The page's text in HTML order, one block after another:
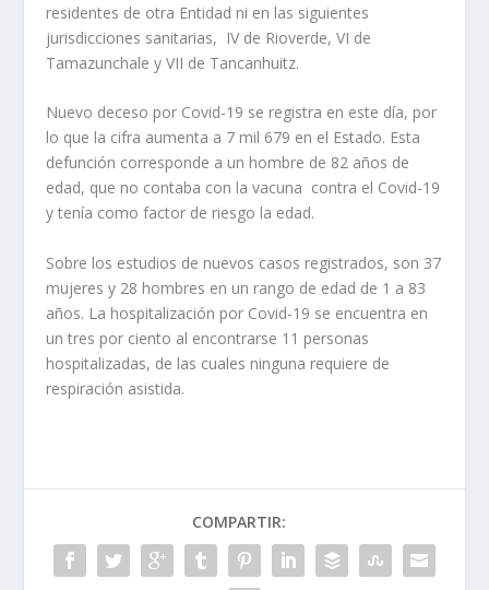
residentes de otra Entidad ni en las siguientes
jurisdicciones sanitarias, IV de Rioverde, VI de
Tamazunchale y VII de Tancanhuitz.
Nuevo deceso por Covid-19 se registra en este día, por
lo que la cifra aumenta a 7 mil 679 en el Estado. Esta
defunción corresponde a un hombre de 82 años de
edad, que no contaba con la vacuna contra el Covid-19
y tenía como factor de riesgo la edad.
Sobre los estudios de nuevos casos registrados, son 37
mujeres y 28 hombres en un rango de edad de 1 a 83
años. La hospitalización por Covid-19 se encuentra en
un tres por ciento al encontrarse 11 personas
hospitalizadas, de las cuales ninguna requiere de
respiración asistida.
COMPARTIR: